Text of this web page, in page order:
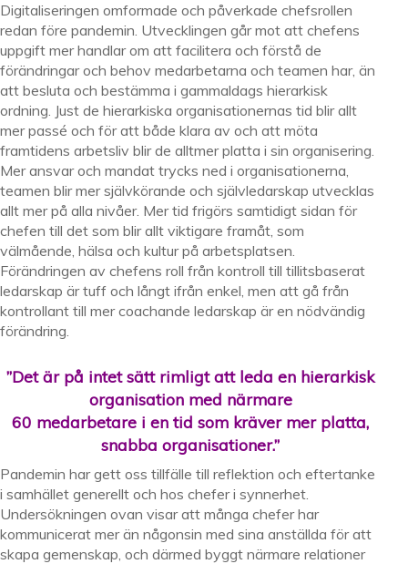
Digitaliseringen omformade och påverkade chefsrollen
redan före pandemin. Utvecklingen går mot att chefens
uppgift mer handlar om att facilitera och förstå de
förändringar och behov medarbetarna och teamen har, än
att besluta och bestämma i gammaldags hierarkisk
ordning. Just de hierarkiska organisationernas tid blir allt
mer passé och för att både klara av och att möta
framtidens arbetsliv blir de alltmer platta i sin organisering.
Mer ansvar och mandat trycks ned i organisationerna,
teamen blir mer självkörande och självledarskap utvecklas
allt mer på alla nivåer. Mer tid frigörs samtidigt sidan för
chefen till det som blir allt viktigare framåt, som
välmående, hälsa och kultur på arbetsplatsen.
Förändringen av chefens roll från kontroll till tillitsbaserat
ledarskap är tuff och långt ifrån enkel, men att gå från
kontrollant till mer coachande ledarskap är en nödvändig
förändring.
”Det är på intet sätt rimligt att leda en hierarkisk
organisation med närmare
60 medarbetare i en tid som kräver mer platta,
snabba organisationer.”
Pandemin har gett oss tillfälle till reflektion och eftertanke
i samhället generellt och hos chefer i synnerhet.
Undersökningen ovan visar att många chefer har
kommunicerat mer än någonsin med sina anställda för att
skapa gemenskap, och därmed byggt närmare relationer